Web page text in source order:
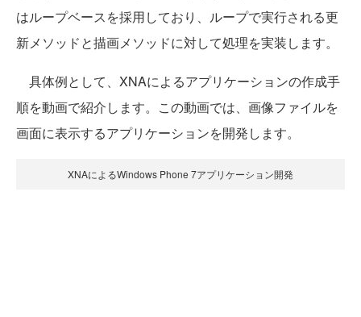
はループベースを採用しており、ループで実行される更
新メソッドと描画メソッドに対して処理を実装します。
具体例として、XNAによるアプリケーションの作成手
順を動画で紹介します。この動画では、画像ファイルを
画面に表示するアプリケーションを開発します。
XNAによるWindows Phone 7アプリケーション開発